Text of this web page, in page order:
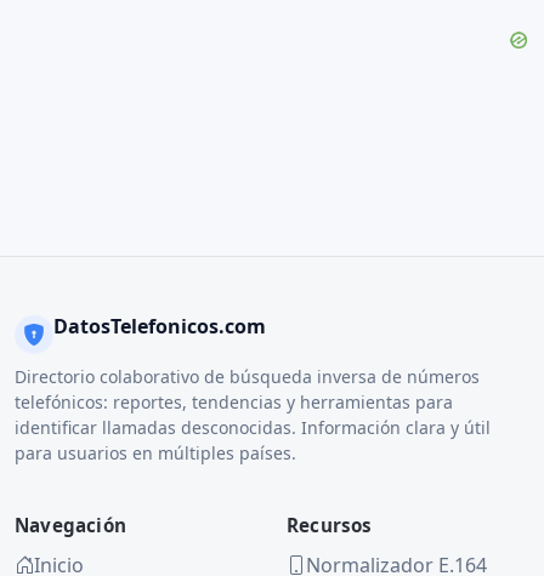
DatosTelefonicos.com
Directorio colaborativo de búsqueda inversa de números
telefónicos: reportes, tendencias y herramientas para
identificar llamadas desconocidas. Información clara y útil
para usuarios en múltiples países.
Navegación
Inicio
Recursos
Normalizador E.164